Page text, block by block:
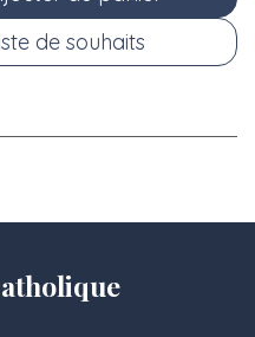
de souhaits